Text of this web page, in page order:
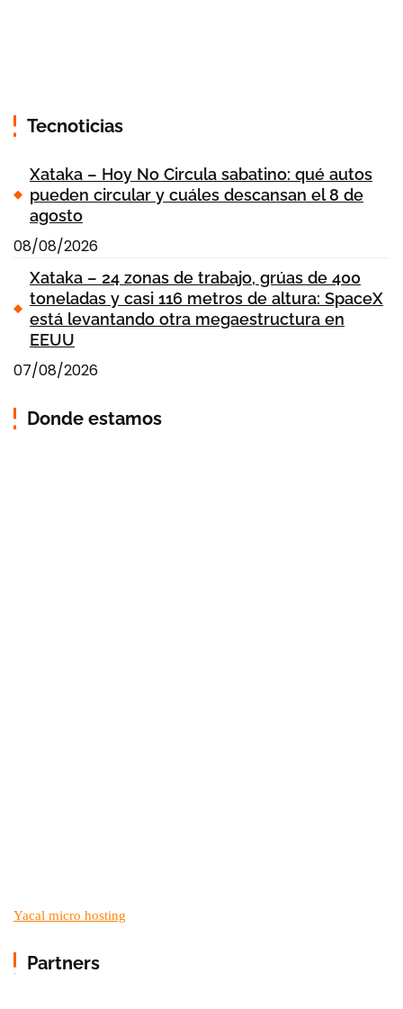
Tecnoticias
Xataka – Hoy No Circula sabatino: qué autos
pueden circular y cuáles descansan el 8 de
agosto
08/08/2026
Xataka – 24 zonas de trabajo, grúas de 400
toneladas y casi 116 metros de altura: SpaceX
está levantando otra megaestructura en
EEUU
07/08/2026
Donde estamos
Yacal micro hosting
Partners